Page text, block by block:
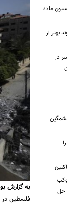
به گزارش
فلسطین در
ماده
بهتر از
در
حل